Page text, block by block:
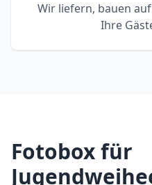
Wir liefern, bauen
Ihre
Fotobox für